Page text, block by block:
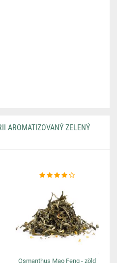
AROMATIZOVANÝ ZELENÝ
Osmanthus Mao Feng - zöld